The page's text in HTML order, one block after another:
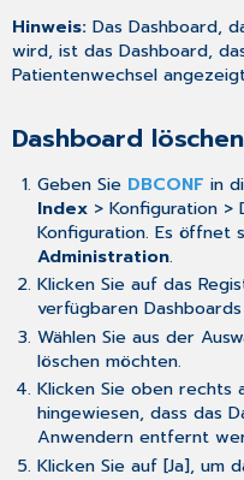
Hinweis:Das Dashboard,
wird, ist das Dashboard,
Patientenwechsel
Dashboard löschen
Geben Sie DBCONF in
Index> Konfiguration >
Konfiguration. Es öffnet
Administration.
Klicken Sie auf das
verfügbaren
Wählen Sie aus der
löschen möchten.
Klicken Sie oben rechts
hingewiesen, dass das
Anwendern entfernt
Klicken Sie auf [Ja], um